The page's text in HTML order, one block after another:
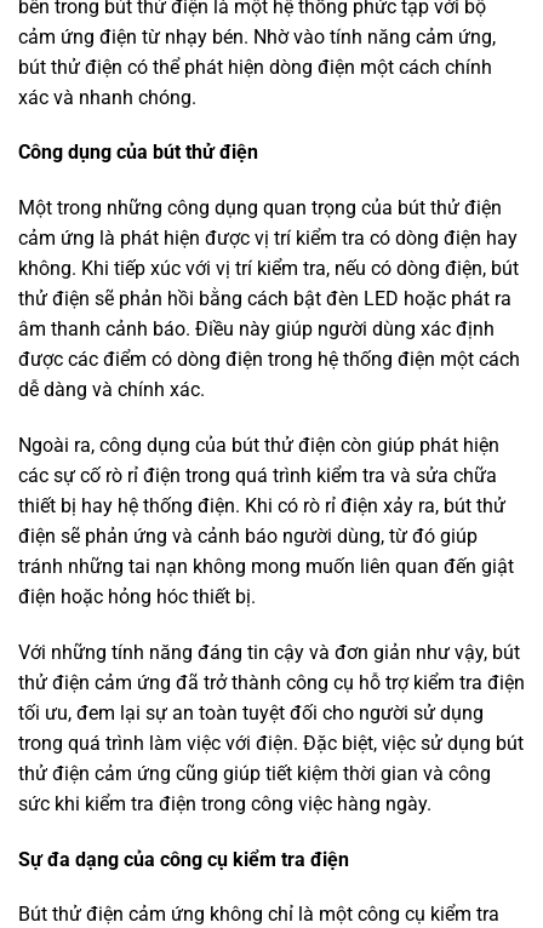
bên trong bút thử điện là một hệ thống phức tạp với bộ
cảm ứng điện từ nhạy bén. Nhờ vào tính năng cảm ứng,
bút thử điện có thể phát hiện dòng điện một cách chính
xác và nhanh chóng.
Công dụng của bút thử điện
Một trong những công dụng quan trọng của bút thử điện
cảm ứng là phát hiện được vị trí kiểm tra có dòng điện hay
không. Khi tiếp xúc với vị trí kiểm tra, nếu có dòng điện, bút
thử điện sẽ phản hồi bằng cách bật đèn LED hoặc phát ra
âm thanh cảnh báo. Điều này giúp người dùng xác định
được các điểm có dòng điện trong hệ thống điện một cách
dễ dàng và chính xác.
Ngoài ra, công dụng của bút thử điện còn giúp phát hiện
các sự cố rò rỉ điện trong quá trình kiểm tra và sửa chữa
thiết bị hay hệ thống điện. Khi có rò rỉ điện xảy ra, bút thử
điện sẽ phản ứng và cảnh báo người dùng, từ đó giúp
tránh những tai nạn không mong muốn liên quan đến giật
điện hoặc hỏng hóc thiết bị.
Với những tính năng đáng tin cậy và đơn giản như vậy, bút
thử điện cảm ứng đã trở thành công cụ hỗ trợ kiểm tra điện
tối ưu, đem lại sự an toàn tuyệt đối cho người sử dụng
trong quá trình làm việc với điện. Đặc biệt, việc sử dụng bút
thử điện cảm ứng cũng giúp tiết kiệm thời gian và công
sức khi kiểm tra điện trong công việc hàng ngày.
Sự đa dạng của công cụ kiểm tra điện
Bút thử điện cảm ứng không chỉ là một công cụ kiểm tra